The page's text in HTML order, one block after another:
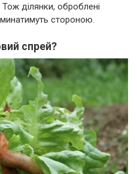
ділянки, оброблені
стороною.
спрей?